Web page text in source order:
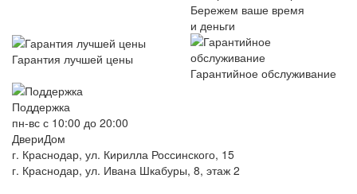
Бережем ваше время
и деньги
Гарантия лучшей цены
Гарантийное обслуживание
Поддержка
пн-вс с 10:00 до 20:00
ДвериДом
г. Краснодар, ул. Кирилла Россинского, 15
г. Краснодар, ул. Ивана Шкабуры, 8, этаж 2